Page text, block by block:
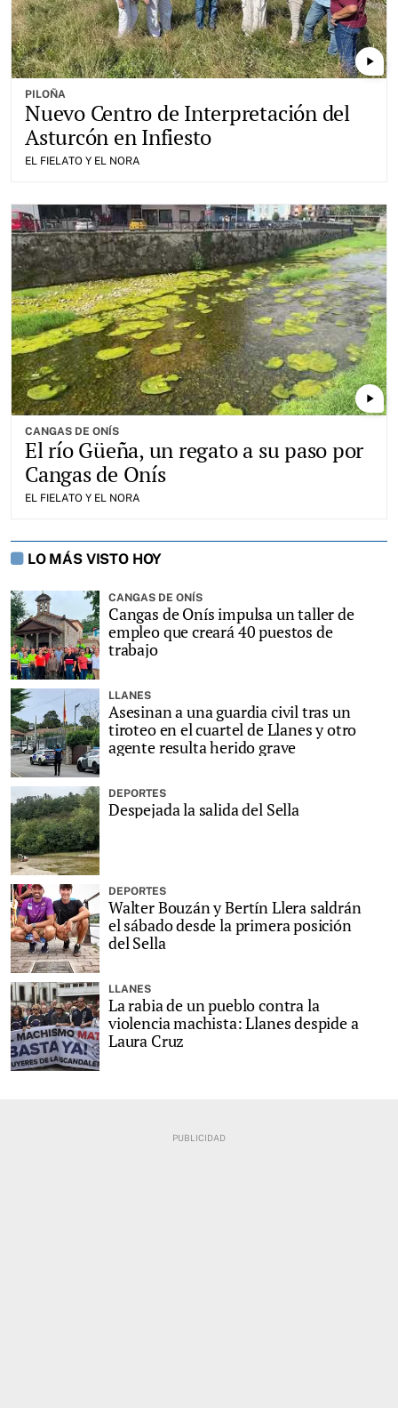
play_arrow
PILOÑA
Nuevo Centro de Interpretación del
Asturcón en Infiesto
EL FIELATO Y EL NORA
play_arrow
CANGAS DE ONÍS
El río Güeña, un regato a su paso por
Cangas de Onís
EL FIELATO Y EL NORA
LO MÁS VISTO HOY
CANGAS DE ONÍS
Cangas de Onís impulsa un taller de
empleo que creará 40 puestos de
trabajo
LLANES
Asesinan a una guardia civil tras un
tiroteo en el cuartel de Llanes y otro
agente resulta herido grave
DEPORTES
Despejada la salida del Sella
DEPORTES
Walter Bouzán y Bertín Llera saldrán
el sábado desde la primera posición
del Sella
LLANES
La rabia de un pueblo contra la
violencia machista: Llanes despide a
Laura Cruz